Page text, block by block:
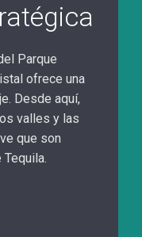
Parque
ofrece una
Desde aquí,
valles y las
que son